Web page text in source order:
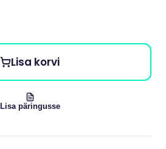
Lisa korvi
Lisa päringusse